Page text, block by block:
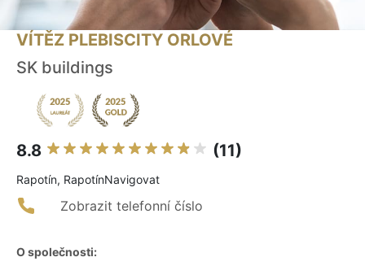
VÍTĚZ PLEBISCITY ORLOVÉ
SK buildings
8.8 (11)
Rapotín, RapotínNavigovat
Zobrazit telefonní číslo
O společnosti: